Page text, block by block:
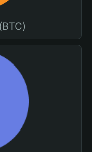
محفظة بيتكوين (BTC)